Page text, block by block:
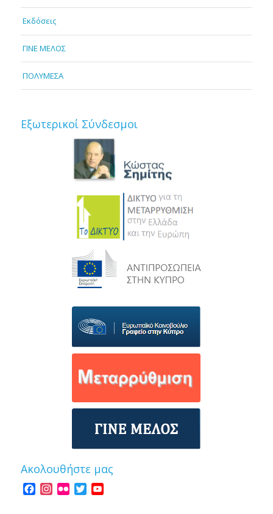
Εκδόσεις
ΓΙΝΕ ΜΕΛΟΣ
ΠΟΛΥΜΕΣΑ
Εξωτερικοί Σύνδεσμοι
Ακολουθήστε μας
Facebook
Instagram
Flickr Twitter